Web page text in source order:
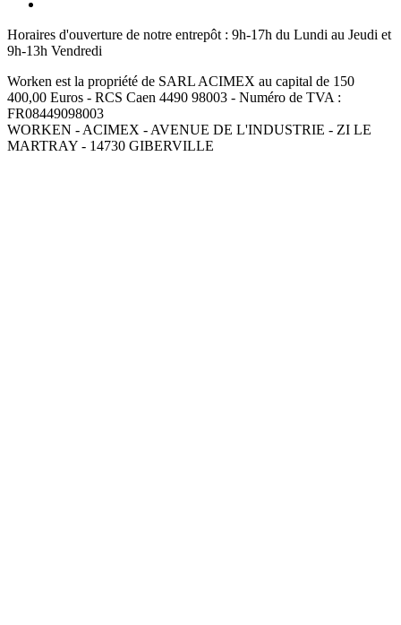
Horaires d'ouverture de notre entrepôt : 9h-17h du Lundi au Jeudi et
9h-13h Vendredi
Worken est la propriété de SARL ACIMEX au capital de 150
400,00 Euros - RCS Caen 4490 98003 - Numéro de TVA :
FR08449098003
WORKEN - ACIMEX - AVENUE DE L'INDUSTRIE - ZI LE
MARTRAY - 14730 GIBERVILLE